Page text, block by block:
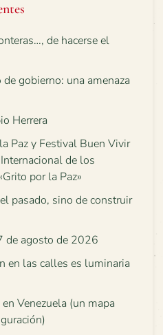
de hacerse el
gobierno: una amenaza
Herrera
Paz y Festival Buen Vivir
de los
por la Paz»
pasado, sino de construir
de agosto de 2026
en las calles es luminaria
Venezuela (un mapa